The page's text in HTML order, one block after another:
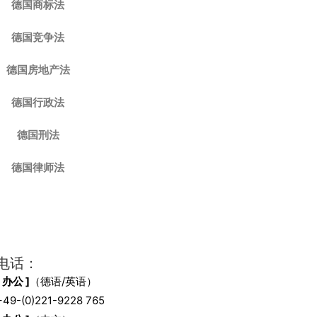
德国商标法
德国竞争法
德国房地产法
德国行政法
德国刑法
德国律师法
话：
公 ] （德语/英语）
(0)221-9228 765